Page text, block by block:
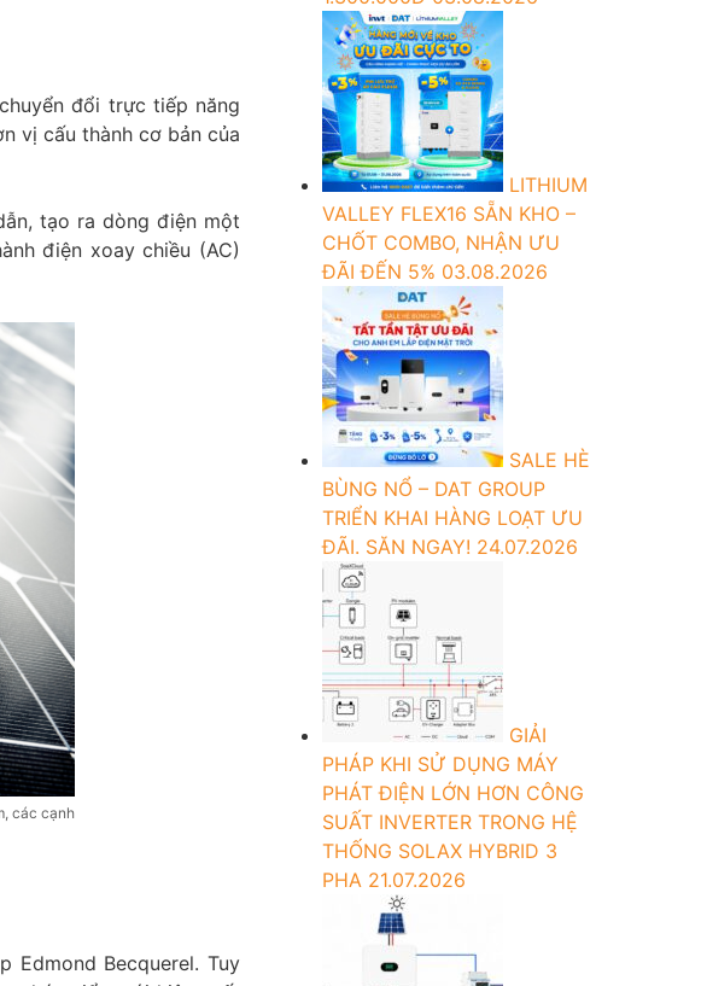
đổi trực tiếp năng
vị cấu thành cơ bản của
tạo ra dòng điện một
điện xoay chiều (AC)
các cạnh
Edmond Becquerel. Tuy
LITHIUM
VALLEY FLEX16 SẴN KHO –
CHỐT COMBO, NHẬN ƯU
ĐÃI ĐẾN 5% 03.08.2026
SALE HÈ
BÙNG NỔ – DAT GROUP
TRIỂN KHAI HÀNG LOẠT ƯU
ĐÃI. SĂN NGAY! 24.07.2026
GIẢI
PHÁP KHI SỬ DỤNG MÁY
PHÁT ĐIỆN LỚN HƠN CÔNG
SUẤT INVERTER TRONG HỆ
THỐNG SOLAX HYBRID 3
PHA 21.07.2026